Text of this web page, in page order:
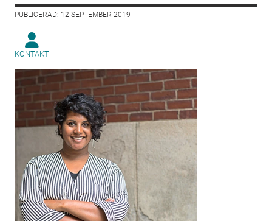
PUBLICERAD: 12 SEPTEMBER 2019
KONTAKT